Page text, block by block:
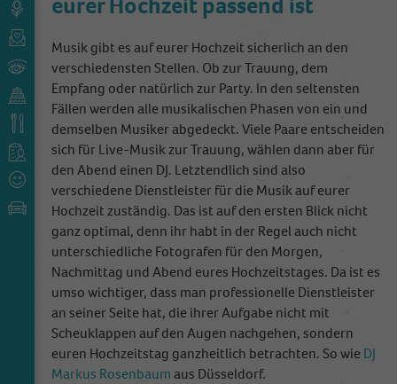
Musik gibt es auf eurer Hochzeit sicherlich an den
verschiedensten Stellen. Ob zur Trauung, dem
Empfang oder natürlich zur Party. In den seltensten
Fällen werden alle musikalischen Phasen von ein und
demselben Musiker abgedeckt. Viele Paare entscheiden
sich für Live-Musik zur Trauung, wählen dann aber für
den Abend einen DJ. Letztendlich sind also
verschiedene Dienstleister für die Musik auf eurer
Hochzeit zuständig. Das ist auf den ersten Blick nicht
ganz optimal, denn ihr habt in der Regel auch nicht
unterschiedliche Fotografen für den Morgen,
Nachmittag und Abend eures Hochzeitstages. Da ist es
umso wichtiger, dass man professionelle Dienstleister
an seiner Seite hat, die ihrer Aufgabe nicht mit
Scheuklappen auf den Augen nachgehen, sondern
euren Hochzeitstag ganzheitlich betrachten. So wie DJ
Markus Rosenbaumaus Düsseldorf.